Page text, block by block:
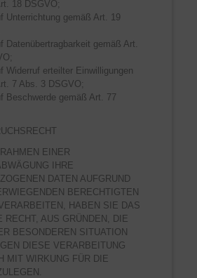
18 DSGVO;
Unterrichtung gemäß Art. 19
Datenübertragbarkeit gemäß Art.
Widerruf erteilter Einwilligungen
7 Abs. 3 DSGVO;
Beschwerde gemäß Art. 77
EINER
IHRE
DATEN AUFGRUND
BERECHTIGTEN
HABEN SIE DAS
RECHT, AUS GRÜNDEN, DIE
BESONDEREN SITUATION
DIESE VERARBEITUNG
MIT WIRKUNG FÜR DIE